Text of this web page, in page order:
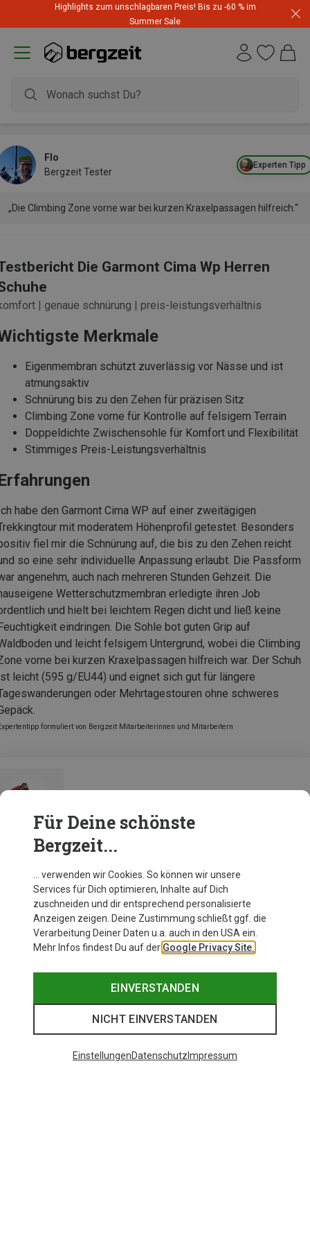
Highlights zum unschlagbaren Preis! Bis zu -60 % im
Summer Sale
Experten Tipp
Flo
Bergzeit Tester
„Die Climbing Zone vorne war bei kurzen Kraxelpassagen hilfreich.“
Die Garmont Cima Wp Herren
| genaue schnürung | preis-leistungsverhältnis
Merkmale
Eigenmembran schützt zuverlässig vor Nässe und ist
atmungsaktiv
Schnürung bis zu den Zehen für präzisen Sitz
Climbing Zone vorne für Kontrolle auf felsigem Terrain
Doppeldichte Zwischensohle für Komfort und Flexibilität
Stimmiges Preis-Leistungsverhältnis
habe den Garmont Cima WP auf einer zweitägigen
mit moderatem Höhenprofil getestet. Besonders
fiel mir die Schnürung auf, die bis zu den Zehen reicht
so eine sehr individuelle Anpassung erlaubt. Die Passform
angenehm, auch nach mehreren Stunden Gehzeit. Die
Wetterschutzmembran erledigte ihren Job
und hielt bei leichtem Regen dicht und ließ keine
eindringen. Die Sohle bot guten Grip auf
und leicht felsigem Untergrund, wobei die Climbing
vorne bei kurzen Kraxelpassagen hilfreich war. Der Schuh
leicht (595 g/EU44) und eignet sich gut für längere
oder Mehrtagestouren ohne schweres
formuliert von Bergzeit Mitarbeiterinnen und Mitarbeitern
Zur Produktseite
Für Deine schönste
Bergzeit...
… verwenden wir Cookies. So können wir unsere
Services für Dich optimieren, Inhalte auf Dich
zuschneiden und dir entsprechend personalisierte
Anzeigen zeigen. Deine Zustimmung schließt ggf. die
Verarbeitung Deiner Daten u.a. auch in den USA ein.
Mehr Infos findest Du auf der Google Privacy Site.
EINVERSTANDEN
NICHT EINVERSTANDEN
EinstellungenDatenschutz Impressum